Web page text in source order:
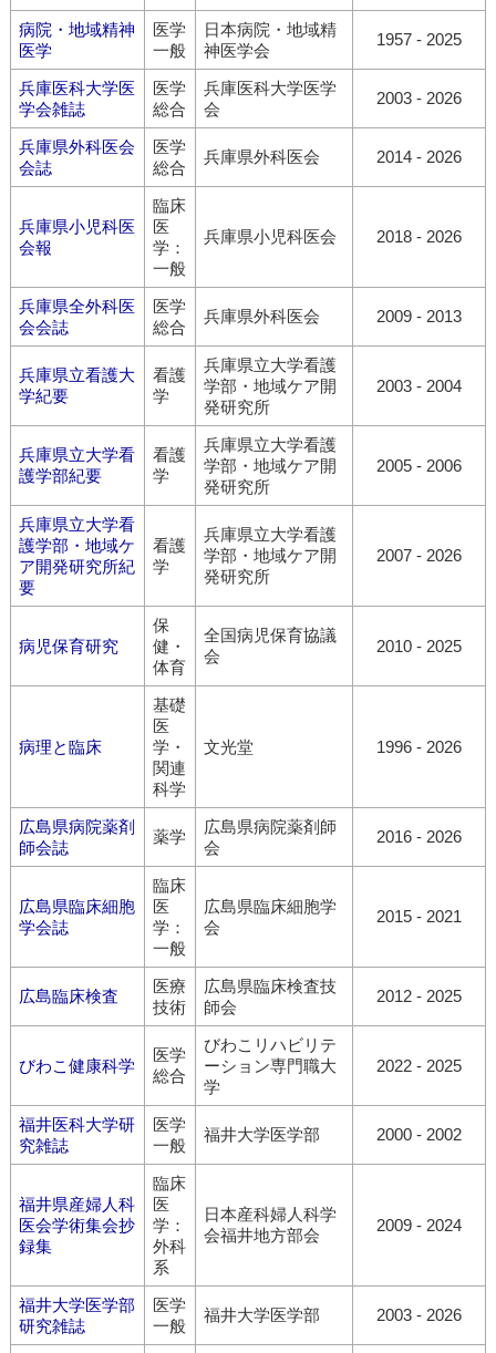
病院・地域精神
医学
医学
一般
日本病院・地域精
神医学会
1957 - 2025
兵庫医科大学医
学会雑誌
医学
総合
兵庫医科大学医学
会
2003 - 2026
兵庫県外科医会
会誌
医学
総合
兵庫県外科医会 2014 - 2026
兵庫県小児科医
会報
臨床
医
学：
一般
兵庫県小児科医会 2018 - 2026
兵庫県全外科医
会会誌
医学
総合
兵庫県外科医会 2009 - 2013
兵庫県立看護大
学紀要
看護
学
兵庫県立大学看護
学部・地域ケア開
発研究所
2003 - 2004
兵庫県立大学看
護学部紀要
看護
学
兵庫県立大学看護
学部・地域ケア開
発研究所
2005 - 2006
兵庫県立大学看
護学部・地域ケ
ア開発研究所紀
要
看護
学
兵庫県立大学看護
学部・地域ケア開
発研究所
2007 - 2026
病児保育研究
保
健・
体育
全国病児保育協議
会
2010 - 2025
病理と臨床
基礎
医
学・
関連
科学
文光堂 1996 - 2026
広島県病院薬剤
師会誌
薬学
広島県病院薬剤師
会
2016 - 2026
広島県臨床細胞
学会誌
臨床
医
学：
一般
広島県臨床細胞学
会
2015 - 2021
広島臨床検査
医療
技術
広島県臨床検査技
師会
2012 - 2025
びわこ健康科学
医学
総合
びわこリハビリテ
ーション専門職大
学
2022 - 2025
福井医科大学研
究雑誌
医学
一般
福井大学医学部 2000 - 2002
福井県産婦人科
医会学術集会抄
録集
臨床
医
学：
外科
系
日本産科婦人科学
会福井地方部会
2009 - 2024
福井大学医学部
研究雑誌
医学
一般
福井大学医学部 2003 - 2026